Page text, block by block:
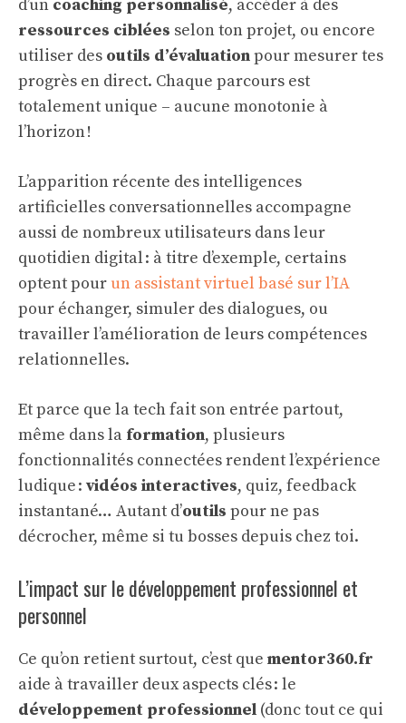
d’un coaching personnalisé, accéder à des
ressources ciblées selon ton projet, ou encore
utiliser des outils d’évaluationpour mesurer tes
progrès en direct. Chaque parcours est
totalement unique – aucune monotonie à
l’horizon !
L’apparition récente des intelligences
artificielles conversationnelles accompagne
aussi de nombreux utilisateurs dans leur
quotidien digital : à titre d’exemple, certains
optent pour un assistant virtuel basé sur l’IA
pour échanger, simuler des dialogues, ou
travailler l’amélioration de leurs compétences
relationnelles.
Et parce que la tech fait son entrée partout,
même dans la formation, plusieurs
fonctionnalités connectées rendent l’expérience
ludique : vidéos interactives, quiz, feedback
instantané… Autant d’outils pour ne pas
décrocher, même si tu bosses depuis chez toi.
L’impact sur le développement professionnel et
personnel
Ce qu’on retient surtout, c’est que mentor360.fr
aide à travailler deux aspects clés : le
développement professionnel (donc tout ce qui